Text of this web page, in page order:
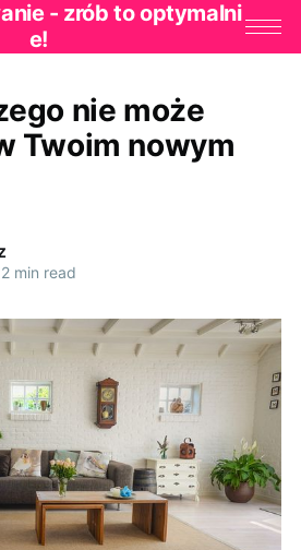
- zrób to optymalni
e!
nie może
Twoim nowym
2 min read